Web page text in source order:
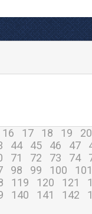
16 17 18 19 20
44 45 46 47
71 72 73 74
98 99 100 101
119 120 121
140 141 142